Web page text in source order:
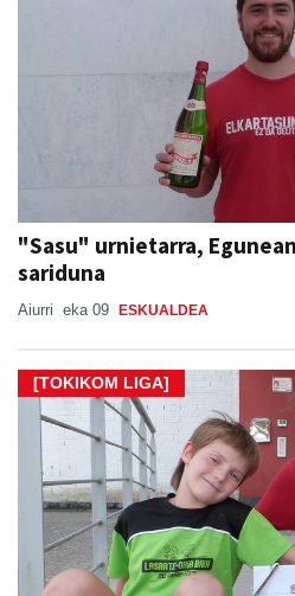
"Sasu" urnietarra,
sariduna
Aiurri eka 09 ESKUALDEA
[TOKIKOM LIGA]